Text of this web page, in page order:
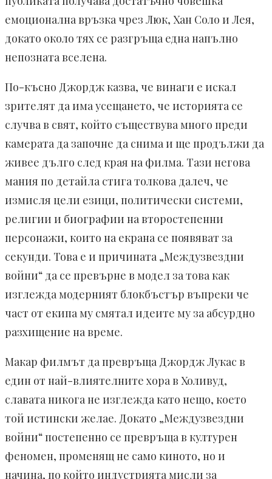
емоционална връзка чрез Люк, Хан Соло и Лея,
докато около тях се разгръща една напълно
непозната вселена.
По-късно Джордж казва, че винаги е искал
зрителят да има усещането, че историята се
случва в свят, който съществува много преди
камерата да започне да снима и ще продължи да
живее дълго след края на филма. Тази негова
мания по детайла стига толкова далеч, че
измисля цели езици, политически системи,
религии и биографии на второстепенни
персонажи, които на екрана се появяват за
секунди. Това е и причината „Междузвездни
войни“ да се превърне в модел за това как
изглежда модерният блокбъстър въпреки че
част от екипа му смятал идеите му за абсурдно
разхищение на време.
Макар филмът да превръща Джордж Лукас в
един от най-влиятелните хора в Холивуд,
славата никога не изглежда като нещо, което
той истински желае. Докато „Междузвездни
войни“ постепенно се превръща в културен
феномен, променящ не само киното, но и
начина, по който индустрията мисли за